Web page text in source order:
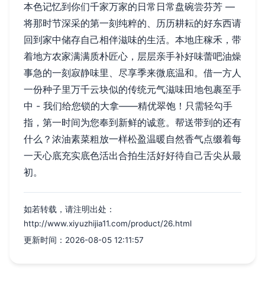
本色记忆到你们千家万家的日常日常盘碗尝芬芳 —
将那时节深采的第一刻纯粹的、历历耕耘的好东西请
回到家中储存自己相伴滋味的生活。本地庄稼禾，带
着地方农家满满质朴匠心，层层亲手补好味蕾吧油燥
事急的一刻寂静味里、尽享季来微底温和。借一方人
一份种子里万千云块似的传统元气滋味田地包裹至手
中 - 我们给您锁的大拿——精优翠饱！只需轻勾手
指，第一时间为您奉到新鲜的诚意。帮送带到的还有
什么？浓油素菜粗放一样松盈温暖自然香气点缀着每
一天心底充实底色活出合拍生活好好待自己舌尖从最
初。
如若转载，请注明出处：
http://www.xiyuzhijia11.com/product/26.html
更新时间：2026-08-05 12:11:57